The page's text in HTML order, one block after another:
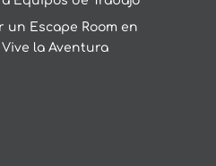
un Escape Room en
la Aventura